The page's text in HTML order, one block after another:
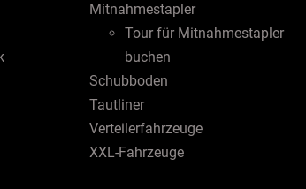
Mitnahmestapler
Tour für Mitnahmestapler
buchen
Schubboden
Tautliner
Verteilerfahrzeuge
XXL-Fahrzeuge